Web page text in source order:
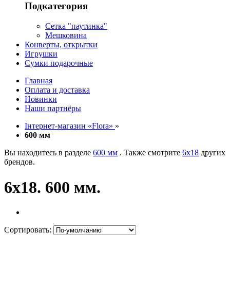
Подкатегория
Сетка "паутинка"
Мешковина
Конверты, открытки
Игрушки
Сумки подарочные
Главная
Оплата и доставка
Новинки
Наши партнёры
Інтернет-магазин «Flora» »
600 мм
Вы находитесь в разделе 600 мм . Также смотрите 6х18 других
брендов.
6х18. 600 мм.
Сортировать: